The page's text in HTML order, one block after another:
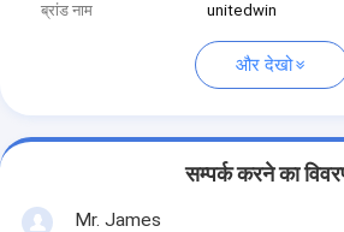
ब्रांड नाम
unitedwin
और देखो
सम्पर्क करने का
Mr. James